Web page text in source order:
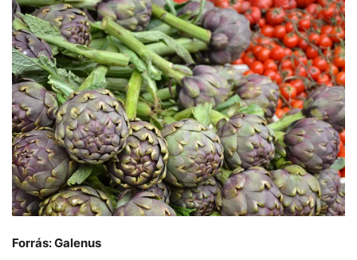
Forrás: Galenus